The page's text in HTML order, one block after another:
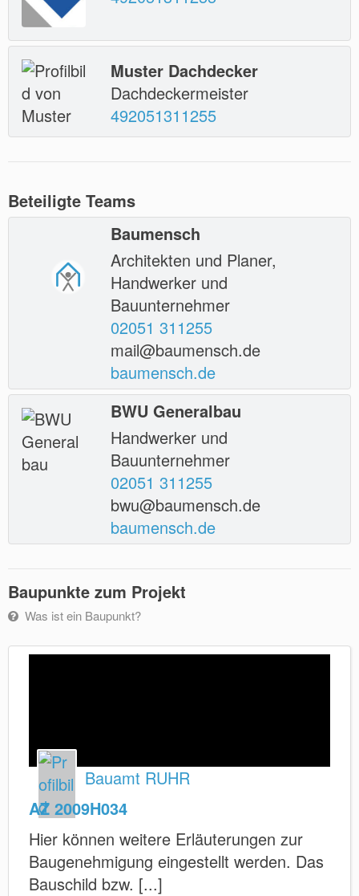
Muster Dachdecker
Dachdeckermeister
492051311255
Beteiligte Teams
Baumensch
Architekten und Planer,
Handwerker und
Bauunternehmer
02051 311255
mail@baumensch.de
baumensch.de
BWU Generalbau
Handwerker und
Bauunternehmer
02051 311255
bwu@baumensch.de
baumensch.de
Baupunkte zum Projekt
Was ist ein Baupunkt?
Bauamt RUHR
AZ 2009H034
Hier können weitere Erläuterungen zur
Baugenehmigung eingestellt werden. Das
Bauschild bzw. [...]